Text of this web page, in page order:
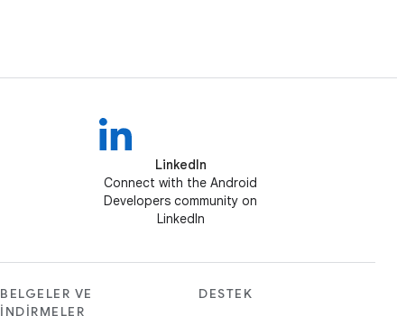
LinkedIn
Connect with the Android
Developers community on
LinkedIn
BELGELER VE
İNDIRMELER
DESTEK